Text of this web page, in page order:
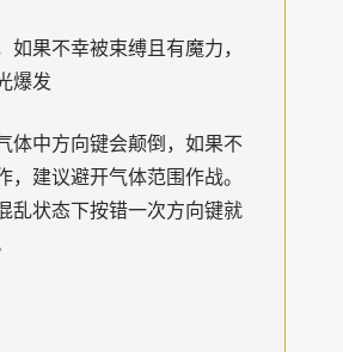
如果不幸被束缚且有魔力，
爆发
体中方向键会颠倒，如果不
，建议避开气体范围作战。
乱状态下按错一次方向键就